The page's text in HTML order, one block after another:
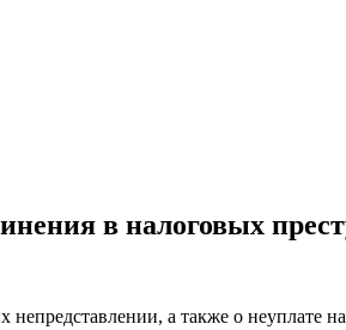
в налоговых
а также о неуплате